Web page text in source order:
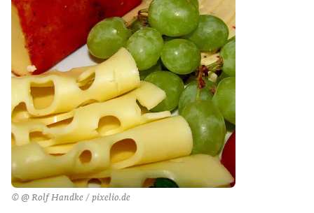
© @ Rolf Handke / pixelio.de